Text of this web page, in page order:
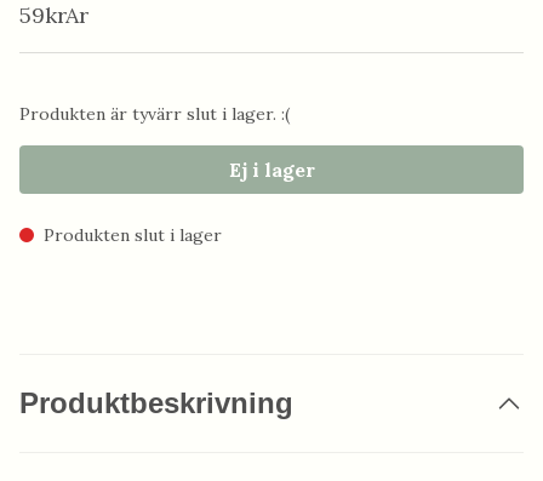
59krAr
Produkten är tyvärr slut i lager. :(
Ej i lager
Produkten slut i lager
Produktbeskrivning